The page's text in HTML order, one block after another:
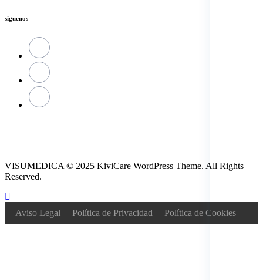
siguenos
VISUMEDICA © 2025 KiviCare WordPress Theme. All Rights
Reserved.
Aviso Legal Política de Privacidad Política de Cookies